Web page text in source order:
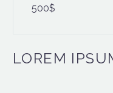
500$
LOREM